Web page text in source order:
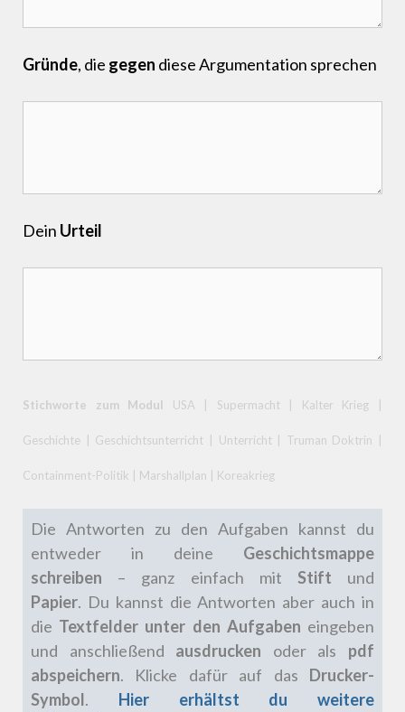
Gründe, die gegen diese Argumentation sprechen
Dein Urteil
Stichworte zum Modul USA | Supermacht | Kalter Krieg |
Geschichte | Geschichtsunterricht | Unterricht | Truman Doktrin |
Containment-Politik | Marshallplan | Koreakrieg
Die Antworten zu den Aufgaben kannst du
entweder in deine Geschichtsmappe
schreiben – ganz einfach mit Stift und
Papier. Du kannst die Antworten aber auch in
die Textfelder unter den Aufgaben eingeben
und anschließend ausdrucken oder als pdf
abspeichern. Klicke dafür auf das Drucker-
Symbol.
Hier erhältst du weitere